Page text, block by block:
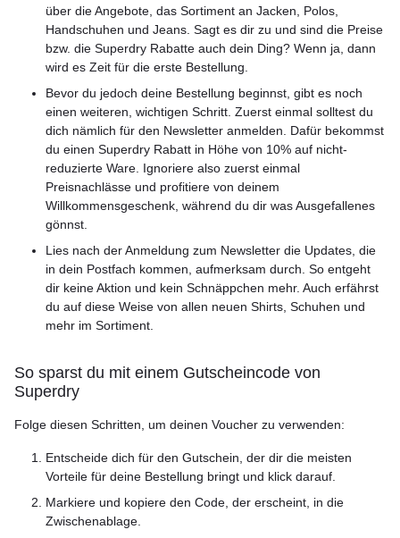
über die Angebote, das Sortiment an Jacken, Polos,
Handschuhen und Jeans. Sagt es dir zu und sind die Preise
bzw. die Superdry Rabatte auch dein Ding? Wenn ja, dann
wird es Zeit für die erste Bestellung.
Bevor du jedoch deine Bestellung beginnst, gibt es noch
einen weiteren, wichtigen Schritt. Zuerst einmal solltest du
dich nämlich für den Newsletter anmelden. Dafür bekommst
du einen Superdry Rabatt in Höhe von 10% auf nicht-
reduzierte Ware. Ignoriere also zuerst einmal
Preisnachlässe und profitiere von deinem
Willkommensgeschenk, während du dir was Ausgefallenes
gönnst.
Lies nach der Anmeldung zum Newsletter die Updates, die
in dein Postfach kommen, aufmerksam durch. So entgeht
dir keine Aktion und kein Schnäppchen mehr. Auch erfährst
du auf diese Weise von allen neuen Shirts, Schuhen und
mehr im Sortiment.
So sparst du mit einem Gutscheincode von
Superdry
Folge diesen Schritten, um deinen Voucher zu verwenden:
Entscheide dich für den Gutschein, der dir die meisten
Vorteile für deine Bestellung bringt und klick darauf.
Markiere und kopiere den Code, der erscheint, in die
Zwischenablage.